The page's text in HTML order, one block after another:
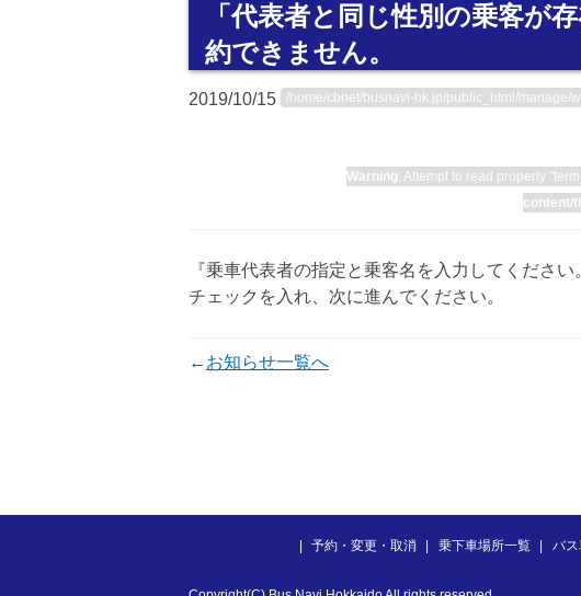
「代表者と同じ性別の乗客が
約できません。
2019/10/15
/home/cbnet/busnavi-hk.jp/public_html/manage/
Warning: Attempt to read property
content/
『乗車代表者の指定と乗客名を入力してくださ
チェックを入れ、次に進んでください。
← お知らせ一覧へ
予約・変更・取消 乗下車場所一覧 バ